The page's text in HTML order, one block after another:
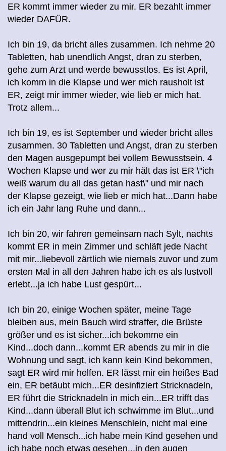
ER kommt immer wieder zu mir. ER bezahlt immer
wieder DAFÜR.
Ich bin 19, da bricht alles zusammen. Ich nehme 20
Tabletten, hab unendlich Angst, dran zu sterben,
gehe zum Arzt und werde bewusstlos. Es ist April,
ich komm in die Klapse und wer mich rausholt ist
ER, zeigt mir immer wieder, wie lieb er mich hat.
Trotz allem...
Ich bin 19, es ist September und wieder bricht alles
zusammen. 30 Tabletten und Angst, dran zu sterben
den Magen ausgepumpt bei vollem Bewusstsein. 4
Wochen Klapse und wer zu mir hält das ist ER \"ich
weiß warum du all das getan hast\" und mir nach
der Klapse gezeigt, wie lieb er mich hat...Dann habe
ich ein Jahr lang Ruhe und dann...
Ich bin 20, wir fahren gemeinsam nach Sylt, nachts
kommt ER in mein Zimmer und schläft jede Nacht
mit mir...liebevoll zärtlich wie niemals zuvor und zum
ersten Mal in all den Jahren habe ich es als lustvoll
erlebt...ja ich habe Lust gespürt...
Ich bin 20, einige Wochen später, meine Tage
bleiben aus, mein Bauch wird straffer, die Brüste
größer und es ist sicher...ich bekomme ein
Kind...doch dann...kommt ER abends zu mir in die
Wohnung und sagt, ich kann kein Kind bekommen,
sagt ER wird mir helfen. ER lässt mir ein heißes Bad
ein, ER betäubt mich...ER desinfiziert Stricknadeln,
ER führt die Stricknadeln in mich ein...ER trifft das
Kind...dann überall Blut ich schwimme im Blut...und
mittendrin...ein kleines Menschlein, nicht mal eine
hand voll Mensch...ich habe mein Kind gesehen und
ich habe noch etwas gesehen...in den augen